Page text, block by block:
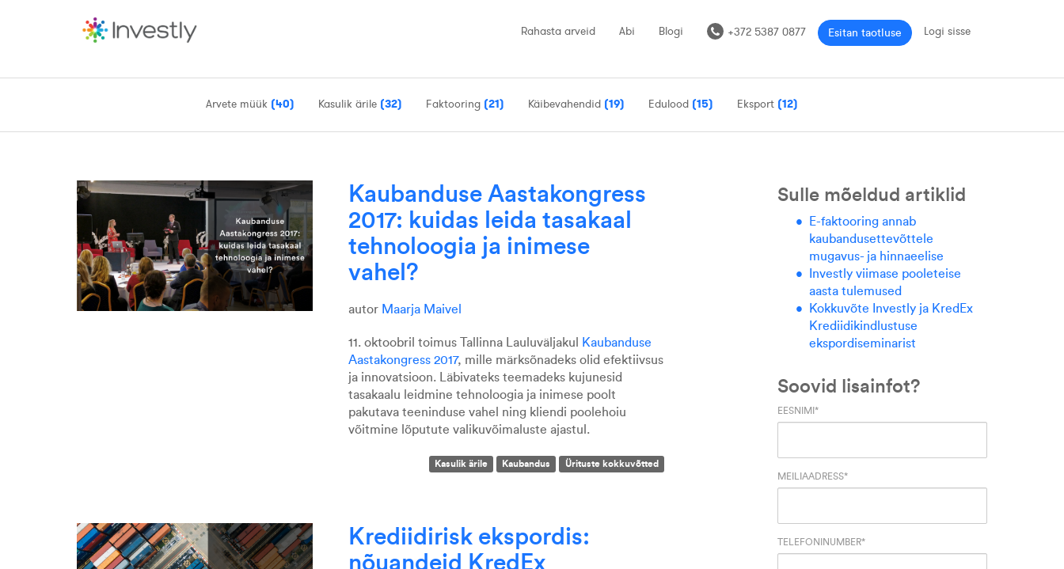
Logi sisse
Esitan taotluse
+372 5387 0877
Rahasta arveid Abi Blogi
Arvete müük (40) Kasulik ärile (32) Faktooring (21) Käibevahendid (19) Edulood (15) Eksport (12)
Kaubanduse Aastakongress
2017: kuidas leida tasakaal
tehnoloogia ja inimese
vahel?
autor Maarja Maivel
11. oktoobril toimus Tallinna Lauluväljakul Kaubanduse
Aastakongress 2017, mille märksõnadeks olid efektiivsus
ja innovatsioon. Läbivateks teemadeks kujunesid
tasakaalu leidmine tehnoloogia ja inimese poolt
pakutava teeninduse vahel ning kliendi poolehoiu
võitmine lõputute valikuvõimaluste ajastul.
Kasulik ärile Kaubandus Ürituste kokkuvõtted
Krediidirisk ekspordis:
nõuandeid KredEx
Sulle mõeldud artiklid
E-faktooring annab
kaubandusettevõttele
mugavus- ja hinnaeelise
Investly viimase pooleteise
aasta tulemused
Kokkuvõte Investly ja KredEx
Krediidikindlustuse
ekspordiseminarist
Soovid lisainfot?
EESNIMI *
MEILIAADRESS*
TELEFONINUMBER*